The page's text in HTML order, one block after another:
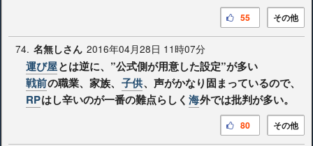
その他
55
74. 名無しさん 2016年04月28日 11時07分
運び屋とは逆に、”公式側が用意した設定”が多い
戦前の職業、家族、 子供、声がかなり固まっているので、
RPはし辛いのが一番の難点らしく 海外では批判が多い。
その他
80